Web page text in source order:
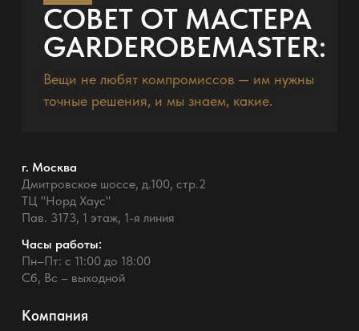
СОВЕТ ОТ МАСТЕРА
GARDEROBEMASTER:
Вещи не любят компромиссов — им нужны
точные решения, и мы знаем, какие.
г. Москва
Дмитровское шоссе, д.100, стр.2
ТЦ "Норд Хаус"
Пав. 3173, 1 этаж, 1-я линия
Часы работы:
Пн–Пт: с 11:00 до 18:00
Сб, Вс – выходной
Компания